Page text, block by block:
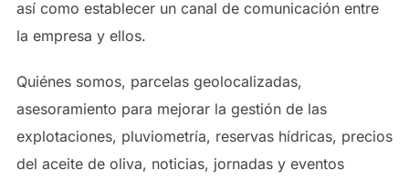
así como establecer un canal de comunicación entre
la empresa y ellos.
Quiénes somos, parcelas geolocalizadas,
asesoramiento para mejorar la gestión de las
explotaciones, pluviometría, reservas hídricas, precios
del aceite de oliva, noticias, jornadas y eventos